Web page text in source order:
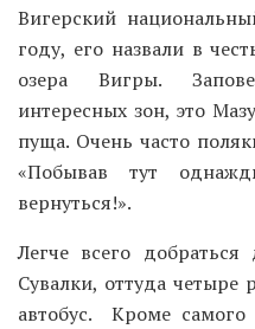
Вигерский
году, его назвали в
озера Вигры.
интересных зон, это
пуща. Очень часто
«Побывав тут
вернуться!».
Легче всего
Сувалки, оттуда четыре
автобус. Кроме самого